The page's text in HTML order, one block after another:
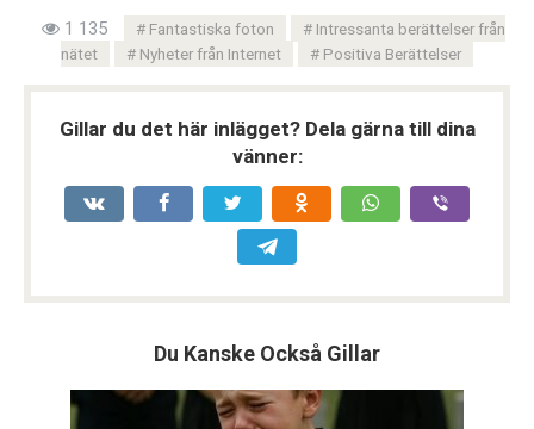
1 135 Fantastiska foton
Intressanta berättelser från
nätet
Nyheter från Internet Positiva Berättelser
Gillar du det här inlägget? Dela gärna till dina
vänner:
Du Kanske Också Gillar